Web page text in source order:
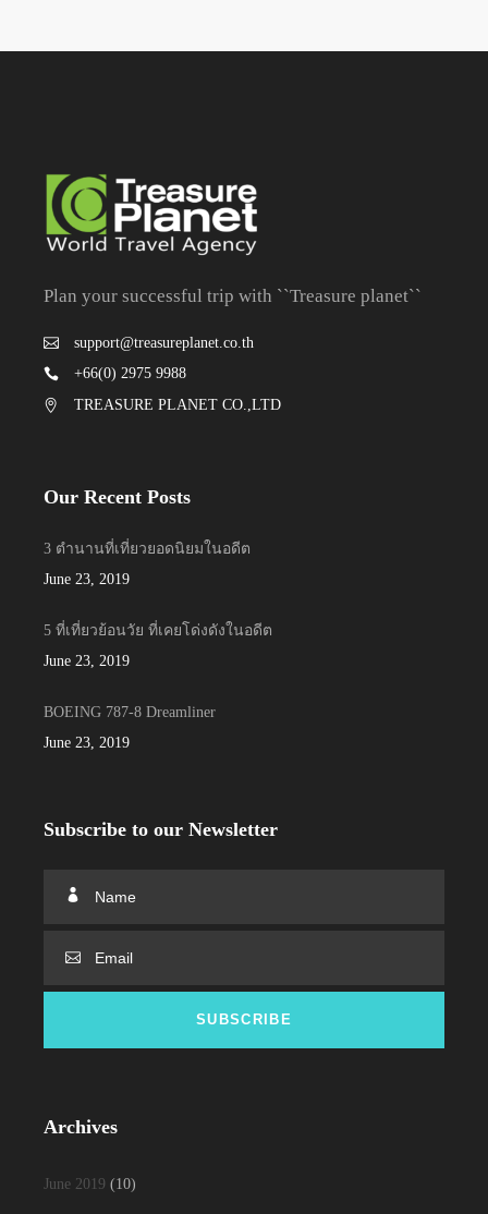
Plan your successful trip with ``Treasure planet``
support@treasureplanet.co.th
+66(0) 2975 9988
TREASURE PLANET CO.,LTD
Our Recent Posts
3 ตำนานที่เที่ยวยอดนิยมในอดีต
June 23, 2019
5 ที่เที่ยวย้อนวัย ที่เคยโด่งดังในอดีต
June 23, 2019
BOEING 787-8 Dreamliner
June 23, 2019
Subscribe to our Newsletter
Archives
June 2019 (10)